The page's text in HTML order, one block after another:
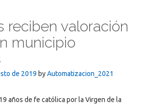
reciben valoración
municipio
de 2019 byAutomatizacion_2021
años de fe católica por la Virgen de la